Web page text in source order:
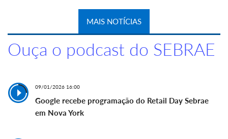
MAIS NOTÍCIAS
Ouça o podcast do SEBRAE
09/01/2026 16:00
Google recebe programação do Retail Day Sebrae
em Nova York